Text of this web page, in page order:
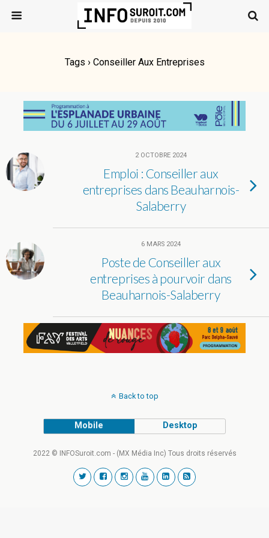
Tags › Conseiller Aux Entreprises
2 OCTOBRE 2024
Emploi : Conseiller aux
entreprises dans Beauharnois-
Salaberry
6 MARS 2024
Poste de Conseiller aux
entreprises à pourvoir dans
Beauharnois-Salaberry
Back to top
Mobile Desktop
2022 © INFOSuroit.com - (MX Média Inc) Tous droits réservés